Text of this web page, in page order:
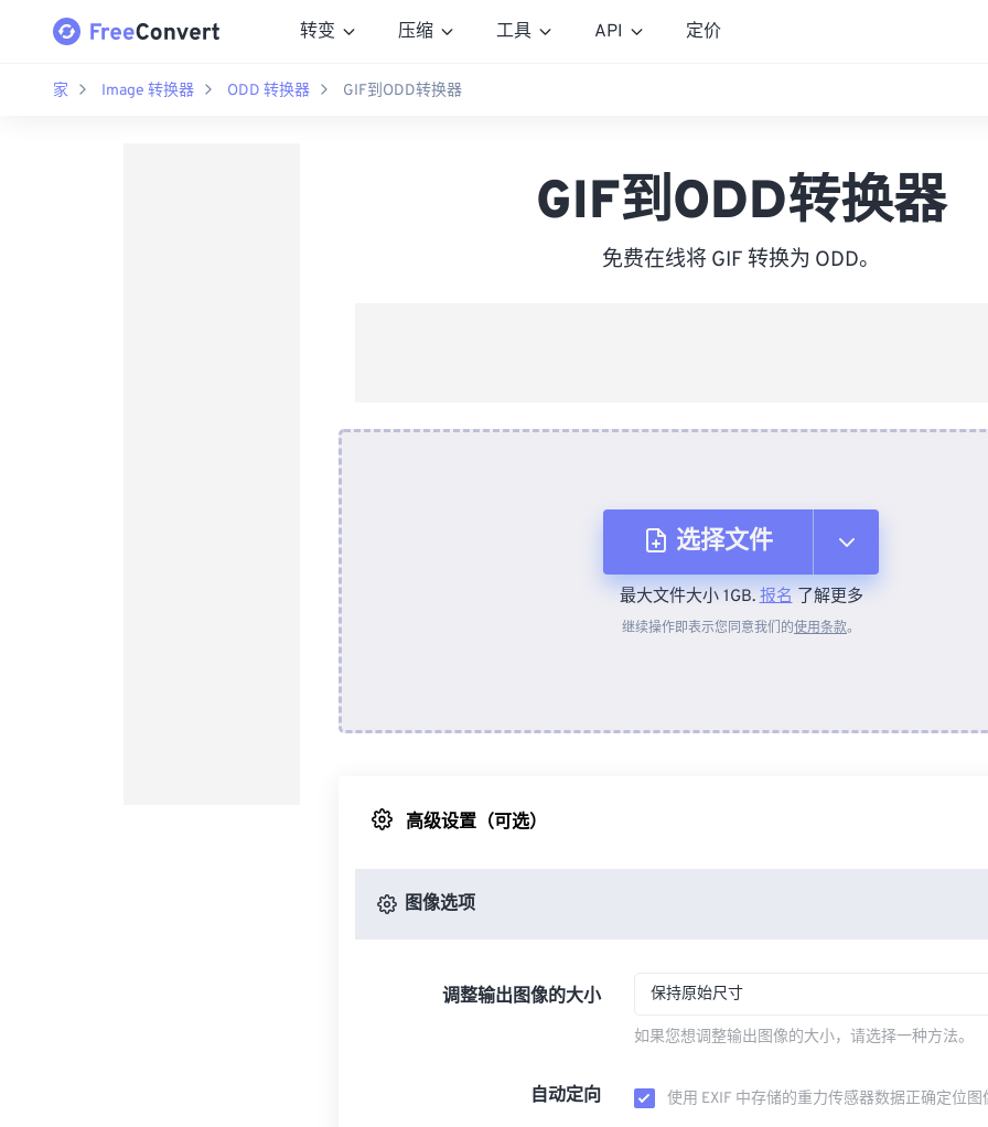
转变 压缩 工具 API 定价
家 Image 转换器 ODD 转换器 GIF到ODD转换器
GIF到ODD转换器
免费在线将 GIF 转换为 ODD。
选择文件
从设备
最大文件大小 1GB.报名了解更多
继续操作即表示您同意我们的使用条款。
高级设置（可选）
图像选项
调整输出图像的大小 保持原始尺寸
如果您想调整输出图像的大小，请选择一种方法。
自动定向 使用 EXIF 中存储的重力传感器数据正确定位图